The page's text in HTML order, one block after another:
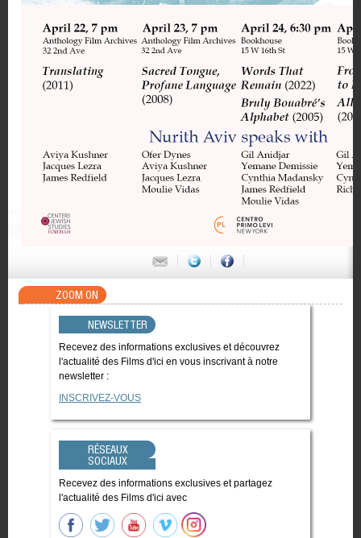
ZOOM ON
NEWSLETTER
Recevez des informations exclusives et découvrez
l'actualité des Films d'ici en vous inscrivant à notre
newsletter :
INSCRIVEZ-VOUS
RÉSEAUX
SOCIAUX
Recevez des informations exclusives et partagez
l'actualité des Films d'ici avec